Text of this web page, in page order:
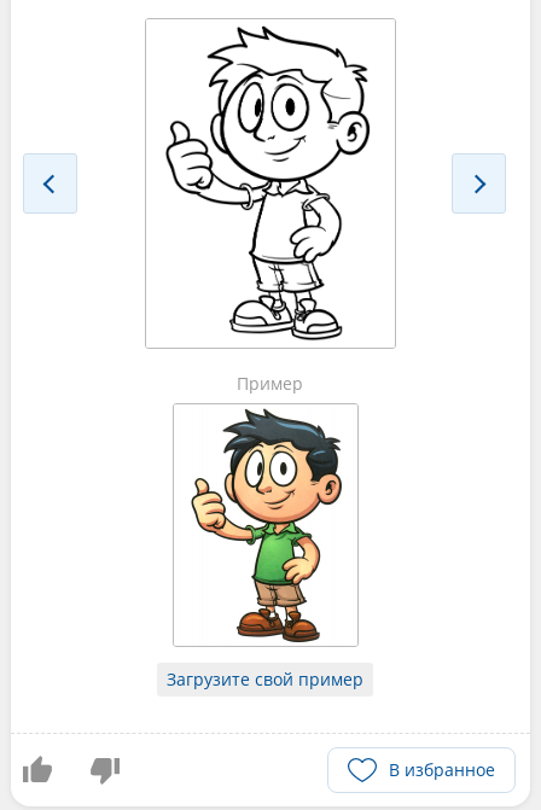
Пример
Загрузите свой пример
В избранное